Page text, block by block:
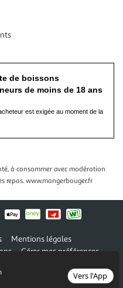
Vers l'App
de boissons
de moins de 18 ans
est exigée au moment de la
à consommer avec modération
repas. www.mangerbouger.fr
Mentions légales
Gérer mes préférences